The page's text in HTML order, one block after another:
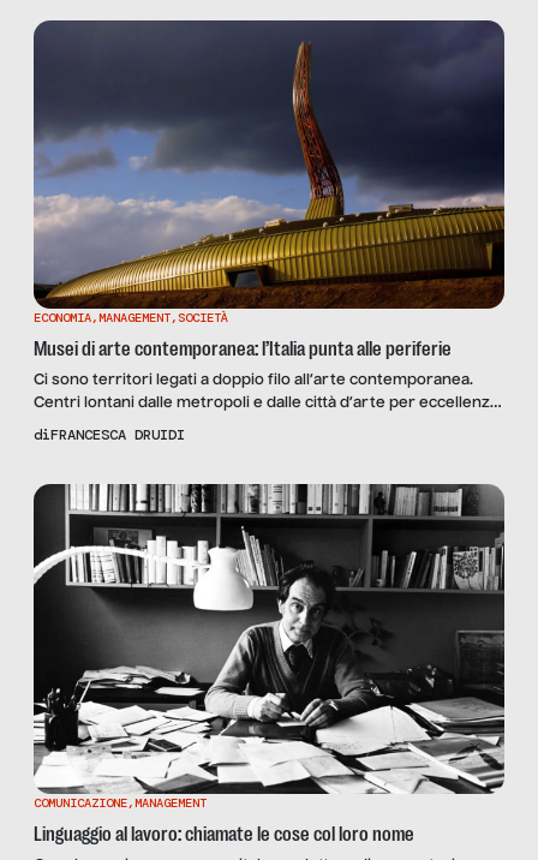
ECONOMIA,MANAGEMENT, SOCIETÀ
Musei di arte contemporanea: l’Italia punta alle periferie
Ci sono territori legati a doppio filo all’arte contemporanea.
Centri lontani dalle metropoli e dalle città d’arte per eccellenza,
dove questa disciplina – e i musei che la accolgono – diventano
laboratorio urbano Il Museo del Castello […]
diFRANCESCA DRUIDI
COMUNICAZIONE,MANAGEMENT
Linguaggio al lavoro: chiamate le cose col loro nome